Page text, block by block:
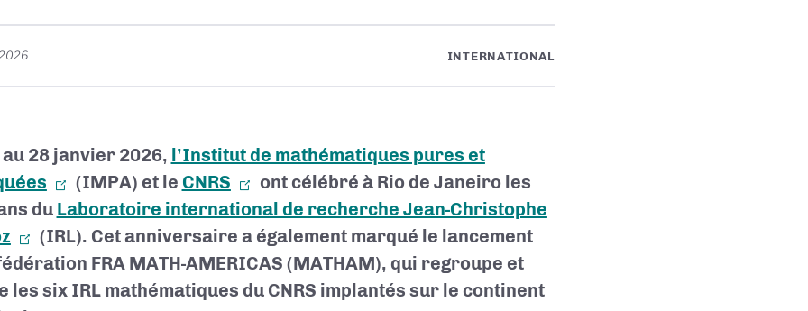
INTERNATIONAL
au 28 janvier 2026, l’Institut de mathématiques pures et
(IMPA) et le CNRS
ont célébré à Rio de Janeiro les
du Laboratoire international de recherche Jean-Christophe
(IRL). Cet anniversaire a également marqué le lancement
FRA MATH-AMERICAS (MATHAM), qui regroupe et
les six IRL mathématiques du CNRS implantés sur le continent